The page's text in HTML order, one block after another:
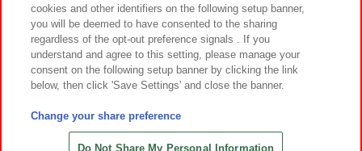
©Bandai Namco Amusement Inc.
©Bandai Namco Amusement Lab Inc.
©HANAYASHIKI Co., Ltd. All Rights Reserved.
cookies and other identifiers on the following setup banner,
you will be deemed to have consented to the sharing
regardless of the opt-out preference signals . If you
understand and agree to this setting, please manage your
consent on the following setup banner by clicking the link
below, then click 'Save Settings' and close the banner.
Change your share preference
Do Not Share My Personal Information